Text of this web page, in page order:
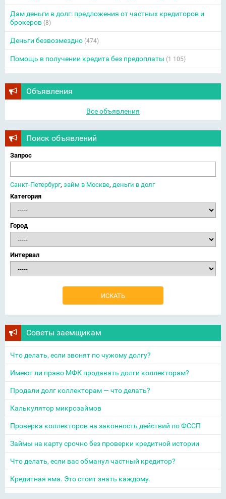
Дам деньги в долг: предложения от частных кредиторов и
брокеров (8)
Деньги безвозмездно (474)
Помощь в получении кредита без предоплаты (1 105)
Объявления
Все объявления
Поиск объявлений
Запрос
Санкт-Петербург, займ в Москве, деньги в долг
Категория
Город
Интервал
Советы заемщикам
Что делать, если звонят по чужому долгу?
Имеют ли право МФК продавать долги коллекторам?
Продали долг коллекторам — что делать?
Калькулятор микрозаймов
Проверка коллекторов на законность действий по ФССП
Займы на карту срочно без проверки кредитной истории
Что делать, если вас обманул частный кредитор?
Кредитная яма. Это стоит знать каждому.